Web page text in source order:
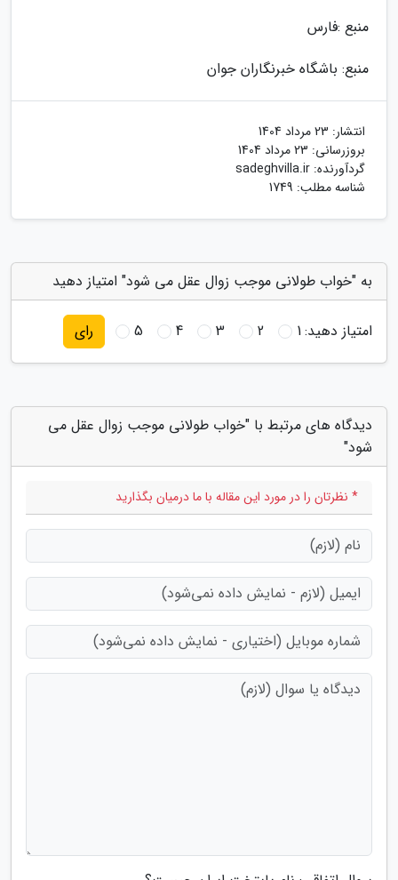
منبع :فارس
منبع: باشگاه خبرنگاران جوان
انتشار: 23 مرداد 1404
بروزرسانی: 23 مرداد 1404
گردآورنده: sadeghvilla.ir
شناسه مطلب: 1749
به "خواب طولانی موجب زوال عقل می شود" امتیاز دهید
امتیاز دهید:1
2
3
4
5 رای
دیدگاه های مرتبط با "خواب طولانی موجب زوال عقل می
شود"
* نظرتان را در مورد این مقاله با ما درمیان بگذارید